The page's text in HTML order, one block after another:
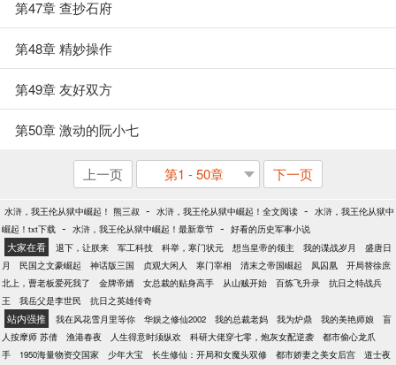
第47章 查抄石府
第48章 精妙操作
第49章 友好双方
第50章 激动的阮小七
上一页 第1 - 50章 下一页
水浒，我王伦从狱中崛起！ 熊三叔 - 水浒，我王伦从狱中崛起！全文阅读 - 水浒，我王伦从狱中
崛起！txt下载 - 水浒，我王伦从狱中崛起！最新章节 - 好看的历史军事小说
大家在看 退下，让朕来 军工科技 科举，寒门状元 想当皇帝的领主 我的谍战岁月
盛唐日
月
民国之文豪崛起 神话版三国 贞观大闲人 寒门宰相 清末之帝国崛起 凤囚凰
开局替徐庶
北上，曹老板爱死我了
金牌帝婿 女总裁的贴身高手 从山贼开始 百炼飞升录
抗日之特战兵
王
我岳父是李世民 抗日之英雄传奇
站内强推 我在风花雪月里等你 华娱之修仙2002 我的总裁老妈 我为炉鼎 我的美艳师娘
盲
人按摩师 苏倩
渔港春夜 人生得意时须纵欢 科研大佬穿七零，炮灰女配逆袭
都市偷心龙爪
手
1950海量物资交国家 少年大宝 长生修仙：开局和女魔头双修 都市娇妻之美女后宫
道士夜